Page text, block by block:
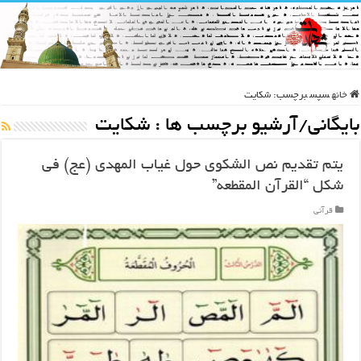
خانه سپس برچسب: شکایت
بایگانی/آرشیو برچسب ها : شکایت
يتم تقديم نص الشكوى حول غياب المهدی (عج) في
شكل “القرآن المقطعه”
قرآنی